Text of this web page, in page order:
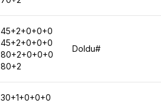
45+2+0+0+0
45+2+0+0+0
80+2+0+0+0
80+2
Doldu#
30+1+0+0+0